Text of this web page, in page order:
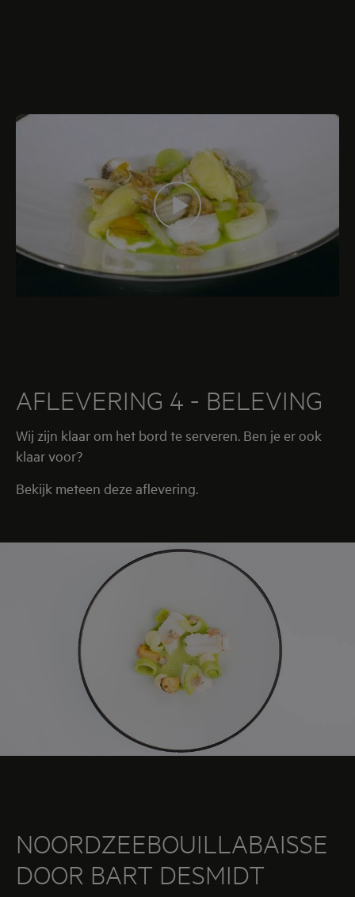
AFLEVERING 4 - BELEVING
Wij zijn klaar om het bord te serveren. Ben je er ook
klaar voor?
Bekijk meteen deze aflevering.
NOORDZEEBOUILLABAISSE
DOOR BART DESMIDT